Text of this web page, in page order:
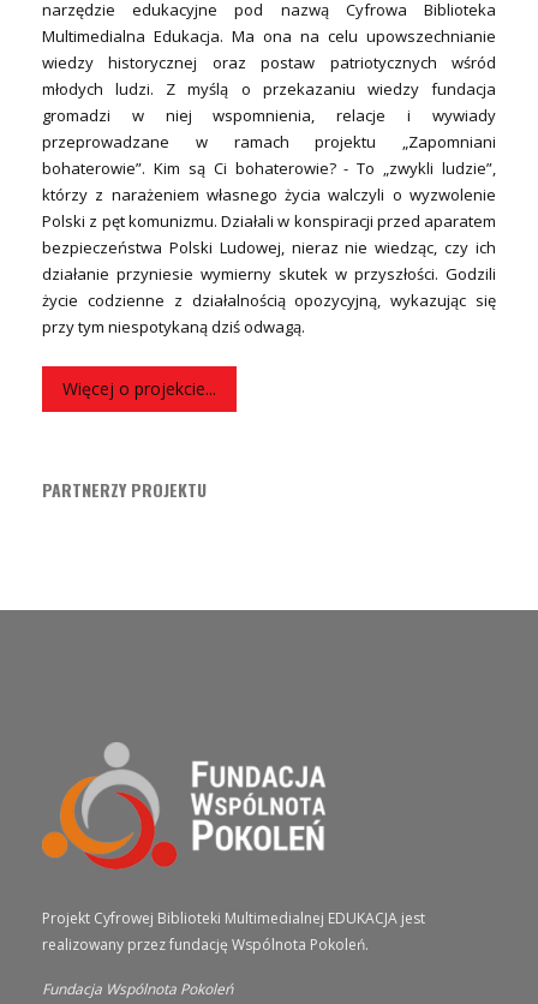
narzędzie edukacyjne pod nazwą Cyfrowa Biblioteka
Multimedialna Edukacja. Ma ona na celu upowszechnianie
wiedzy historycznej oraz postaw patriotycznych wśród
młodych ludzi. Z myślą o przekazaniu wiedzy fundacja
gromadzi w niej wspomnienia, relacje i wywiady
przeprowadzane w ramach projektu „Zapomniani
bohaterowie”. Kim są Ci bohaterowie? - To „zwykli ludzie”,
którzy z narażeniem własnego życia walczyli o wyzwolenie
Polski z pęt komunizmu. Działali w konspiracji przed aparatem
bezpieczeństwa Polski Ludowej, nieraz nie wiedząc, czy ich
działanie przyniesie wymierny skutek w przyszłości. Godzili
życie codzienne z działalnością opozycyjną, wykazując się
przy tym niespotykaną dziś odwagą.
Więcej o projekcie...
PARTNERZY PROJEKTU
Projekt Cyfrowej Biblioteki Multimedialnej EDUKACJA jest
realizowany przez fundację Wspólnota Pokoleń.
Fundacja Wspólnota Pokoleń